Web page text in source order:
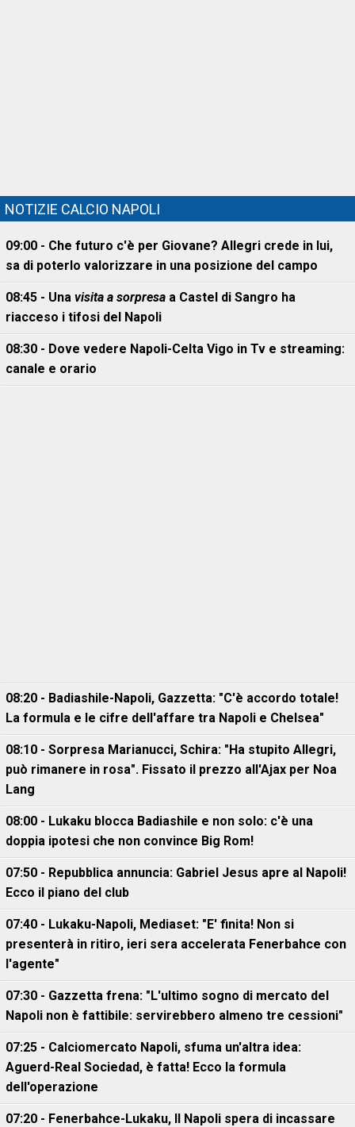
NOTIZIE CALCIO NAPOLI
09:00 - Che futuro c'è per Giovane? Allegri crede in lui,
sa di poterlo valorizzare in una posizione del campo
08:45 - Una visita a sorpresa a Castel di Sangro ha
riacceso i tifosi del Napoli
08:30 - Dove vedere Napoli-Celta Vigo in Tv e streaming:
canale e orario
08:20 - Badiashile-Napoli, Gazzetta: "C'è accordo totale!
La formula e le cifre dell'affare tra Napoli e Chelsea"
08:10 - Sorpresa Marianucci, Schira: "Ha stupito Allegri,
può rimanere in rosa". Fissato il prezzo all'Ajax per Noa
Lang
08:00 - Lukaku blocca Badiashile e non solo: c'è una
doppia ipotesi che non convince Big Rom!
07:50 - Repubblica annuncia: Gabriel Jesus apre al Napoli!
Ecco il piano del club
07:40 - Lukaku-Napoli, Mediaset: "E' finita! Non si
presenterà in ritiro, ieri sera accelerata Fenerbahce con
l'agente"
07:30 - Gazzetta frena: "L'ultimo sogno di mercato del
Napoli non è fattibile: servirebbero almeno tre cessioni"
07:25 - Calciomercato Napoli, sfuma un'altra idea:
Aguerd-Real Sociedad, è fatta! Ecco la formula
dell'operazione
07:20 - Fenerbahce-Lukaku, ll Napoli spera di incassare